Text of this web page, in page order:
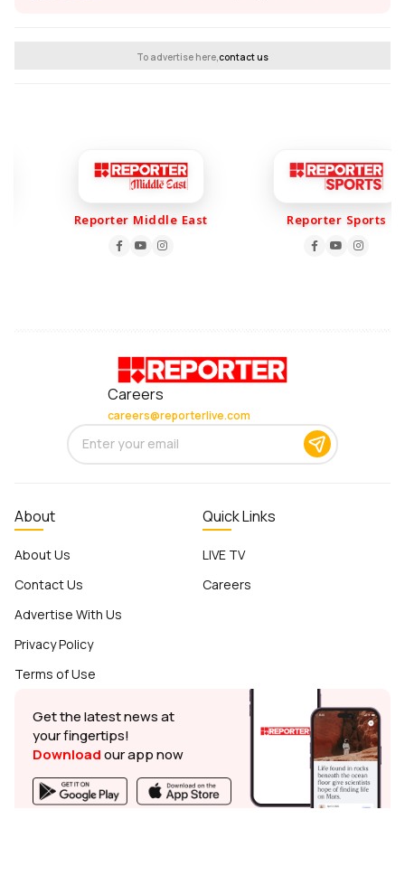
To advertise here,contact us
Reporter Middle East Reporter Sports
Careers
careers@reporterlive.com
About
About Us
Contact Us
Advertise With Us
Privacy Policy
Terms of Use
Quick Links
LIVE TV
Careers
Get the latest news at
your fingertips!
Downloadour app now